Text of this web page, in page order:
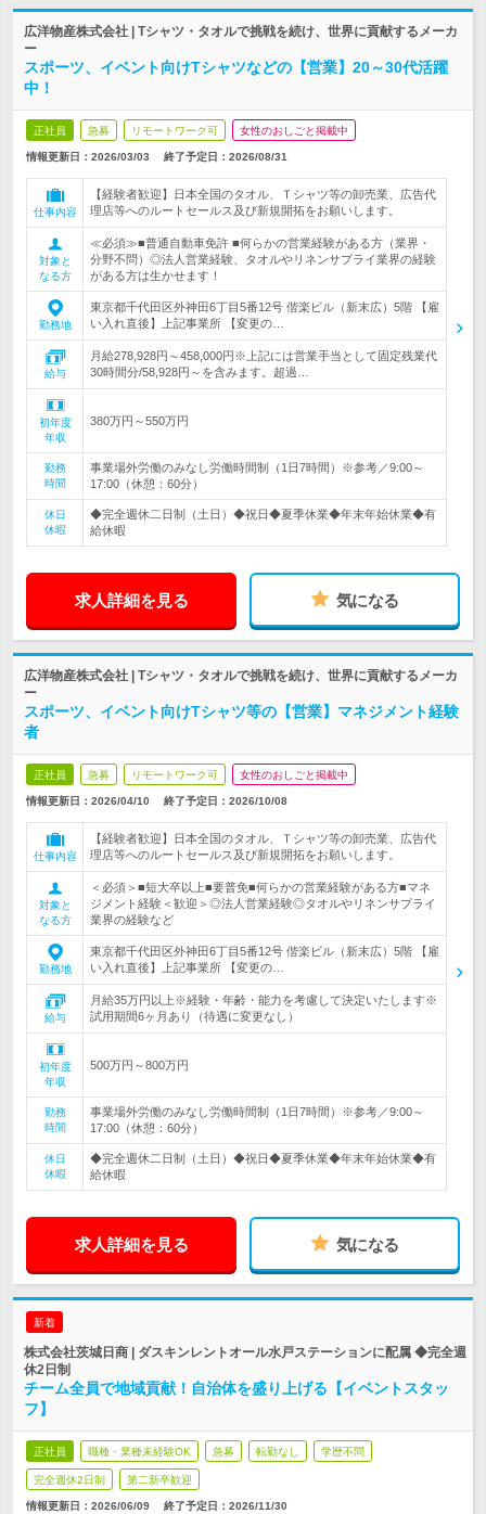
広洋物産株式会社 | Tシャツ・タオルで挑戦を続け、世界に貢献するメーカ
ー
スポーツ、イベント向けTシャツなどの【営業】20～30代活躍
中！
正社員 急募 リモートワーク可 女性のおしごと掲載中
情報更新日：2026/03/03 終了予定日： 2026/08/31
仕事内容
【経験者歓迎】日本全国のタオル、Ｔシャツ等の卸売業、広告代
理店等へのルートセールス及び新規開拓をお願いします。
対象と
なる方
≪必須≫■普通自動車免許 ■何らかの営業経験がある方（業界・
分野不問）◎法人営業経験、タオルやリネンサプライ業界の経験
がある方は生かせます！
勤務地
東京都千代田区外神田6丁目5番12号 偕楽ビル（新末広）5階 【雇
い入れ直後】上記事業所 【変更の…
給与
月給278,928円～458,000円※上記には営業手当として固定残業代
30時間分/58,928円～を含みます。超過…
初年度
年収
380万円～550万円
勤務
時間
事業場外労働のみなし労働時間制（1日7時間）※参考／9:00～
17:00（休憩：60分）
休日
休暇
◆完全週休二日制（土日）◆祝日◆夏季休業◆年末年始休業◆有
給休暇
求人詳細を見る 気になる
広洋物産株式会社 | Tシャツ・タオルで挑戦を続け、世界に貢献するメーカ
ー
スポーツ、イベント向けTシャツ等の【営業】マネジメント経験
者
正社員 急募 リモートワーク可 女性のおしごと掲載中
情報更新日：2026/04/10 終了予定日： 2026/10/08
仕事内容
【経験者歓迎】日本全国のタオル、Ｔシャツ等の卸売業、広告代
理店等へのルートセールス及び新規開拓をお願いします。
対象と
なる方
＜必須＞■短大卒以上■要普免■何らかの営業経験がある方■マネ
ジメント経験＜歓迎＞◎法人営業経験◎タオルやリネンサプライ
業界の経験など
勤務地
東京都千代田区外神田6丁目5番12号 偕楽ビル（新末広）5階 【雇
い入れ直後】上記事業所 【変更の…
給与
月給35万円以上※経験・年齢・能力を考慮して決定いたします※
試用期間6ヶ月あり（待遇に変更なし）
初年度
年収
500万円～800万円
勤務
時間
事業場外労働のみなし労働時間制（1日7時間）※参考／9:00～
17:00（休憩：60分）
休日
休暇
◆完全週休二日制（土日）◆祝日◆夏季休業◆年末年始休業◆有
給休暇
求人詳細を見る 気になる
新着
株式会社茨城日商 | ダスキンレントオール水戸ステーションに配属 ◆完全週
休2日制
チーム全員で地域貢献！自治体を盛り上げる【イベントスタッ
フ】
正社員 職種・業種未経験OK 急募 転勤なし 学歴不問
完全週休2日制 第二新卒歓迎
情報更新日：2026/06/09 終了予定日： 2026/11/30